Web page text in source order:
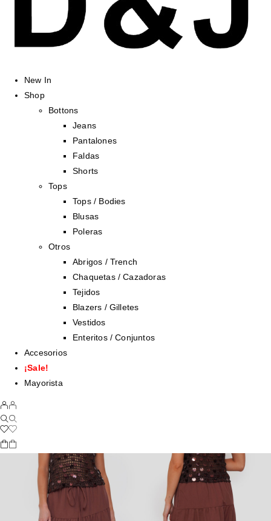
New In
Shop
Bottons
Jeans
Pantalones
Faldas
Shorts
Tops
Tops / Bodies
Blusas
Poleras
Otros
Abrigos / Trench
Chaquetas / Cazadoras
Tejidos
Blazers / Gilletes
Vestidos
Enteritos / Conjuntos
Accesorios
¡Sale!
Mayorista